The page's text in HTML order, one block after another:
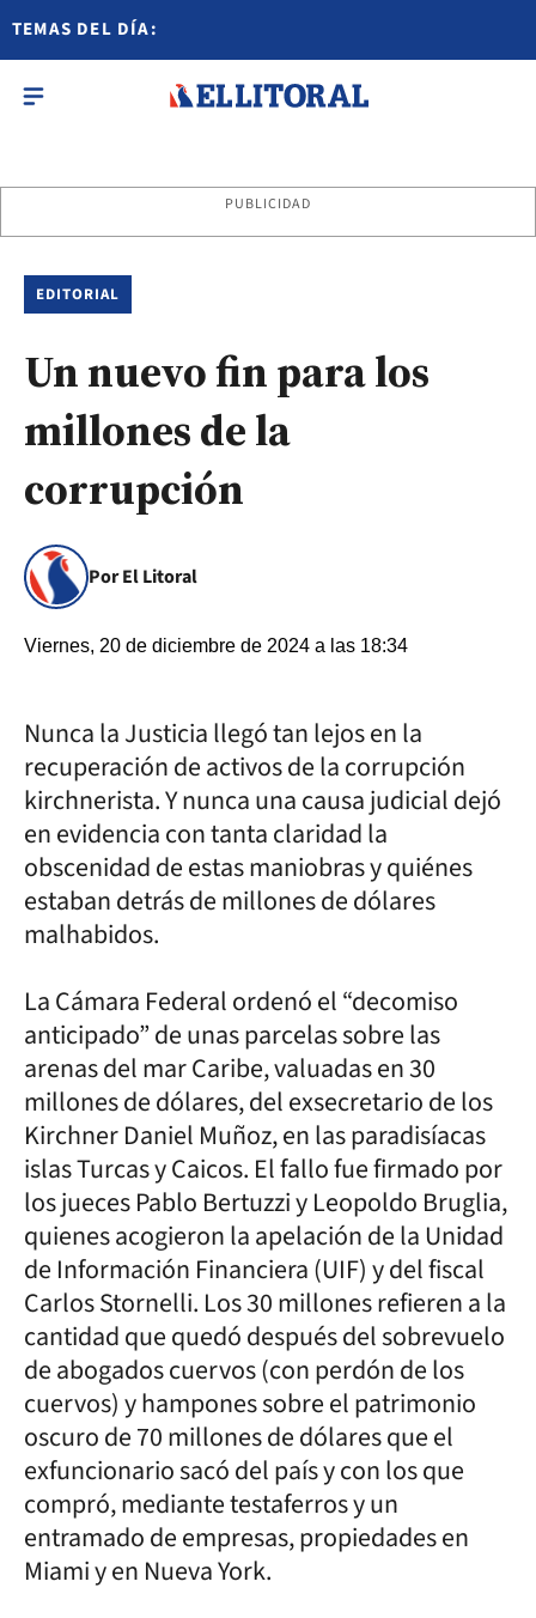
TEMAS DEL DÍA:
PUBLICIDAD
EDITORIAL
Un nuevo fin para los
millones de la
corrupción
Por El Litoral
Viernes, 20 de diciembre de 2024 a las 18:34
Nunca la Justicia llegó tan lejos en la
recuperación de activos de la corrupción
kirchnerista. Y nunca una causa judicial dejó
en evidencia con tanta claridad la
obscenidad de estas maniobras y quiénes
estaban detrás de millones de dólares
malhabidos.
La Cámara Federal ordenó el “decomiso
anticipado” de unas parcelas sobre las
arenas del mar Caribe, valuadas en 30
millones de dólares, del exsecretario de los
Kirchner Daniel Muñoz, en las paradisíacas
islas Turcas y Caicos. El fallo fue firmado por
los jueces Pablo Bertuzzi y Leopoldo Bruglia,
quienes acogieron la apelación de la Unidad
de Información Financiera (UIF) y del fiscal
Carlos Stornelli. Los 30 millones refieren a la
cantidad que quedó después del sobrevuelo
de abogados cuervos (con perdón de los
cuervos) y hampones sobre el patrimonio
oscuro de 70 millones de dólares que el
exfuncionario sacó del país y con los que
compró, mediante testaferros y un
entramado de empresas, propiedades en
Miami y en Nueva York.